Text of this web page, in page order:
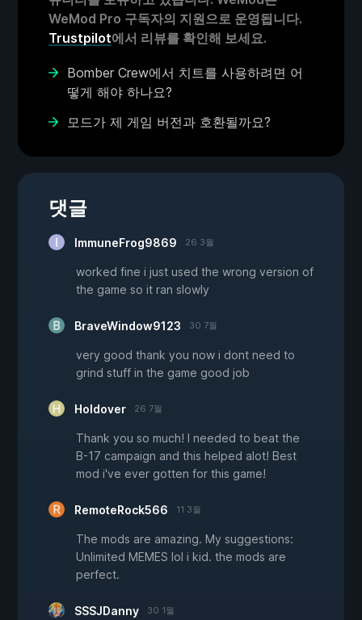
WeMod Pro 구독자의 지원으로 운영됩니다.
Trustpilot에서 리뷰를 확인해 보세요.
Bomber Crew에서 치트를 사용하려면 어
떻게 해야 하나요?
모드가 제 게임 버전과 호환될까요?
댓글
ImmuneFrog9869 26 3월
worked fine i just used the wrong version of
the game so it ran slowly
BraveWindow9123 30 7월
very good thank you now i dont need to
grind stuff in the game good job
Holdover 26 7월
Thank you so much! I needed to beat the
B-17 campaign and this helped alot! Best
mod i've ever gotten for this game!
RemoteRock566 11 3월
The mods are amazing. My suggestions:
Unlimited MEMES lol i kid. the mods are
perfect.
SSSJDanny 30 1월